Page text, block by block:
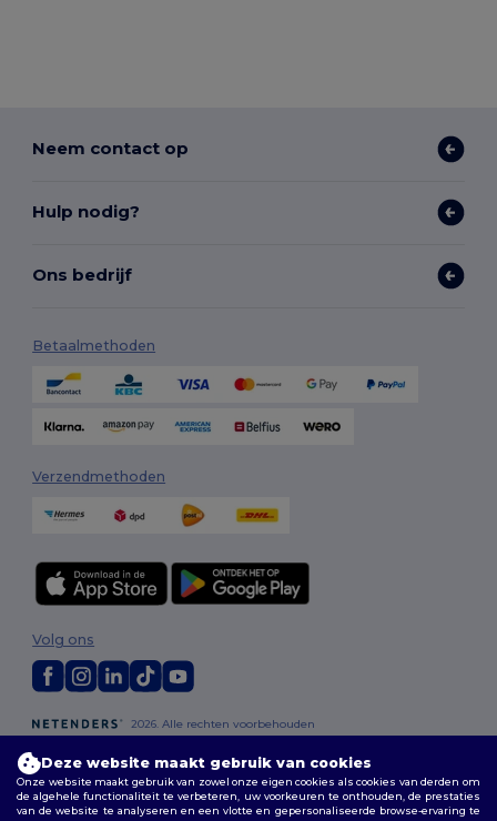
Neem contact op
Hulp nodig?
Ons bedrijf
Betaalmethoden
Verzendmethoden
2026. Alle rechten voorbehouden
Cookiebeleid|Sitemap
Volg ons
Bruxelles | Anvers|Mortsel|Malines | Lierre | Turnhout |Geel |
Deze website maakt gebruik van cookies
Onze website maakt gebruik van zowel onze eigen cookies als cookies van derden om
de algehele functionaliteit te verbeteren, uw voorkeuren te onthouden, de prestaties
van de website te analyseren en een vlotte en gepersonaliseerde browse-ervaring te